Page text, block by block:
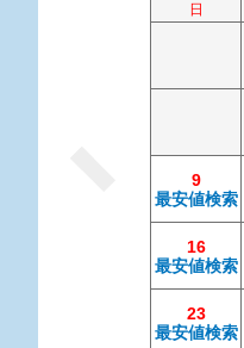
日
9
最安値検索
16
最安値検索
23
最安値検索